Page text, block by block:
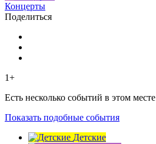
Концерты
Поделиться
1+
Есть несколько событий в этом месте
Показать подобные события
Детские